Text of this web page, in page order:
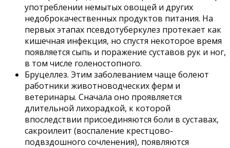
употреблении немытых овощей и других
недоброкачественных продуктов питания. На
первых этапах псевдотуберкулез протекает как
кишечная инфекция, но спустя некоторое время
появляется сыпь и поражение суставов рук и ног,
в том числе голеностопного.
Бруцеллез. Этим заболеванием чаще болеют
работники животноводческих ферм и
ветеринары. Сначала оно проявляется
длительной лихорадкой, к которой
впоследствии присоединяются боли в суставах,
сакроилеит (воспаление крестцово-
подвздошного сочленения), появляются